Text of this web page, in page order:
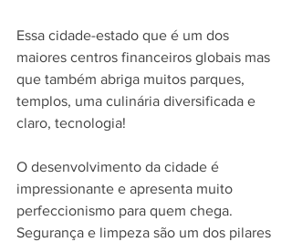
Essa cidade-estado que é um dos
maiores centros financeiros globais mas
que também abriga muitos parques,
templos, uma culinária diversificada e
claro, tecnologia!
O desenvolvimento da cidade é
impressionante e apresenta muito
perfeccionismo para quem chega.
Segurança e limpeza são um dos pilares